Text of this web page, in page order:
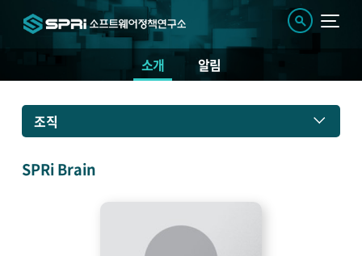
소개 알림
조직
SPRi Brain